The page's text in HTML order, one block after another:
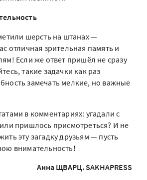
шерсть на штанах —
отличная зрительная память и
Если же ответ пришёл не сразу
такие задачки как раз
замечать мелкие, но важные
в комментариях: угадали с
пришлось присмотреться? И не
эту загадку друзьям — пусть
внимательность!
Анна ЩВАРЦ. SAKHAPRESS